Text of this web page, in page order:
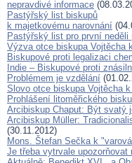
nepravdivé informace
Pastýřský list biskupů
k majetkovému narovnání
Pastýřský list pro první neděli
Výzva otce biskupa Vojtěcha
Biskupové proti legalizaci
Indie – Biskupové proti
Problémem je vzdělání
Slovo otce biskupa Vojtěcha
Prohlášení litoměřického
Arcibiskup Chaput: Být svatý
Arcibiskup Müller:
(30.11.2012)
Mons. Štefan Sečka k
Je třeba vytrvale